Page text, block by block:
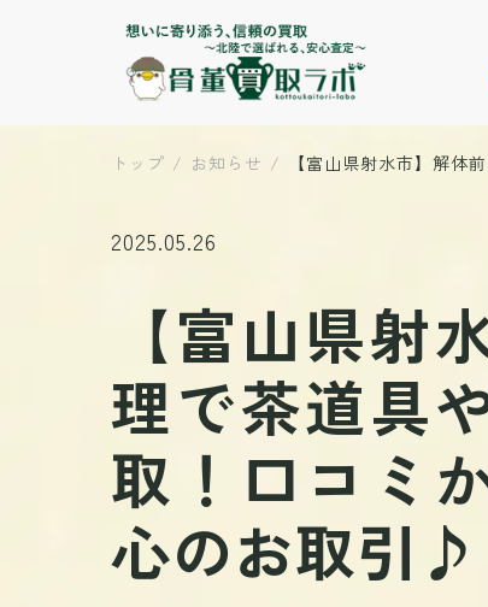
トップ お知らせ 【富山県射水市】解体
2025.05.26
【富山県射
理で茶道具
取！口コミ
心のお取引♪